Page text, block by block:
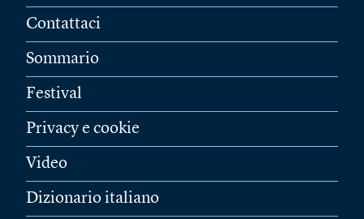
Contattaci
Sommario
Festival
Privacy e cookie
Video
Dizionario italiano